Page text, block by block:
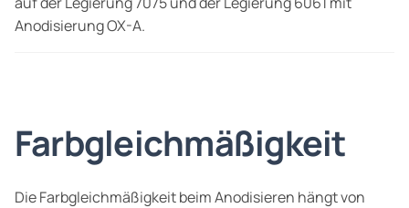
Anodisierung OX-A.
Farbgleichmäßigkeit
Die Farbgleichmäßigkeit beim Anodisieren hängt von